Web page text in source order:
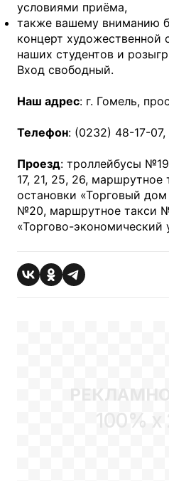
условиями приёма,
также вашему вниманию
концерт художественной
наших студентов и
Вход свободный.
Наш адрес: г. Гомель,
Телефон: (0232) 48-17-
Проезд: троллейбусы
17, 21, 25, 26,
остановки «Торговый
№20, маршрутное такси
«Торгово-экономический
100% x